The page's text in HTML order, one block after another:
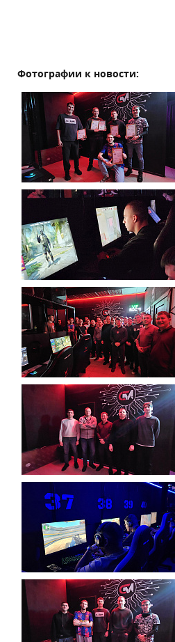
Фотографии к новости: